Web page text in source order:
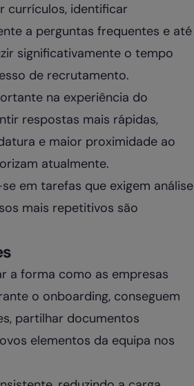
currículos, identificar
a perguntas frequentes e até
significativamente o tempo
de recrutamento.
na experiência do
respostas mais rápidas,
e maior proximidade ao
atualmente.
em tarefas que exigem análise
mais repetitivos são
a forma como as empresas
o onboarding, conseguem
partilhar documentos
elementos da equipa nos